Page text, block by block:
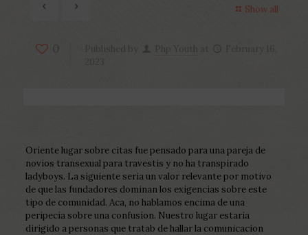
Show all
Oriente lugar sobre citas fue pensado para una pareja de
novios transexual para travestis y no ha transpirado
ladyboys. La siguiente seria un valor relevante por motivo
de que las fundadores dominan los exigencias sobre este
tipo de comunidad. Aca, no hablamos encima de una
peripecia sobre una confusion. Nuestro lugar estaria
dirigido a personas que tratab de hallar la comunicacion